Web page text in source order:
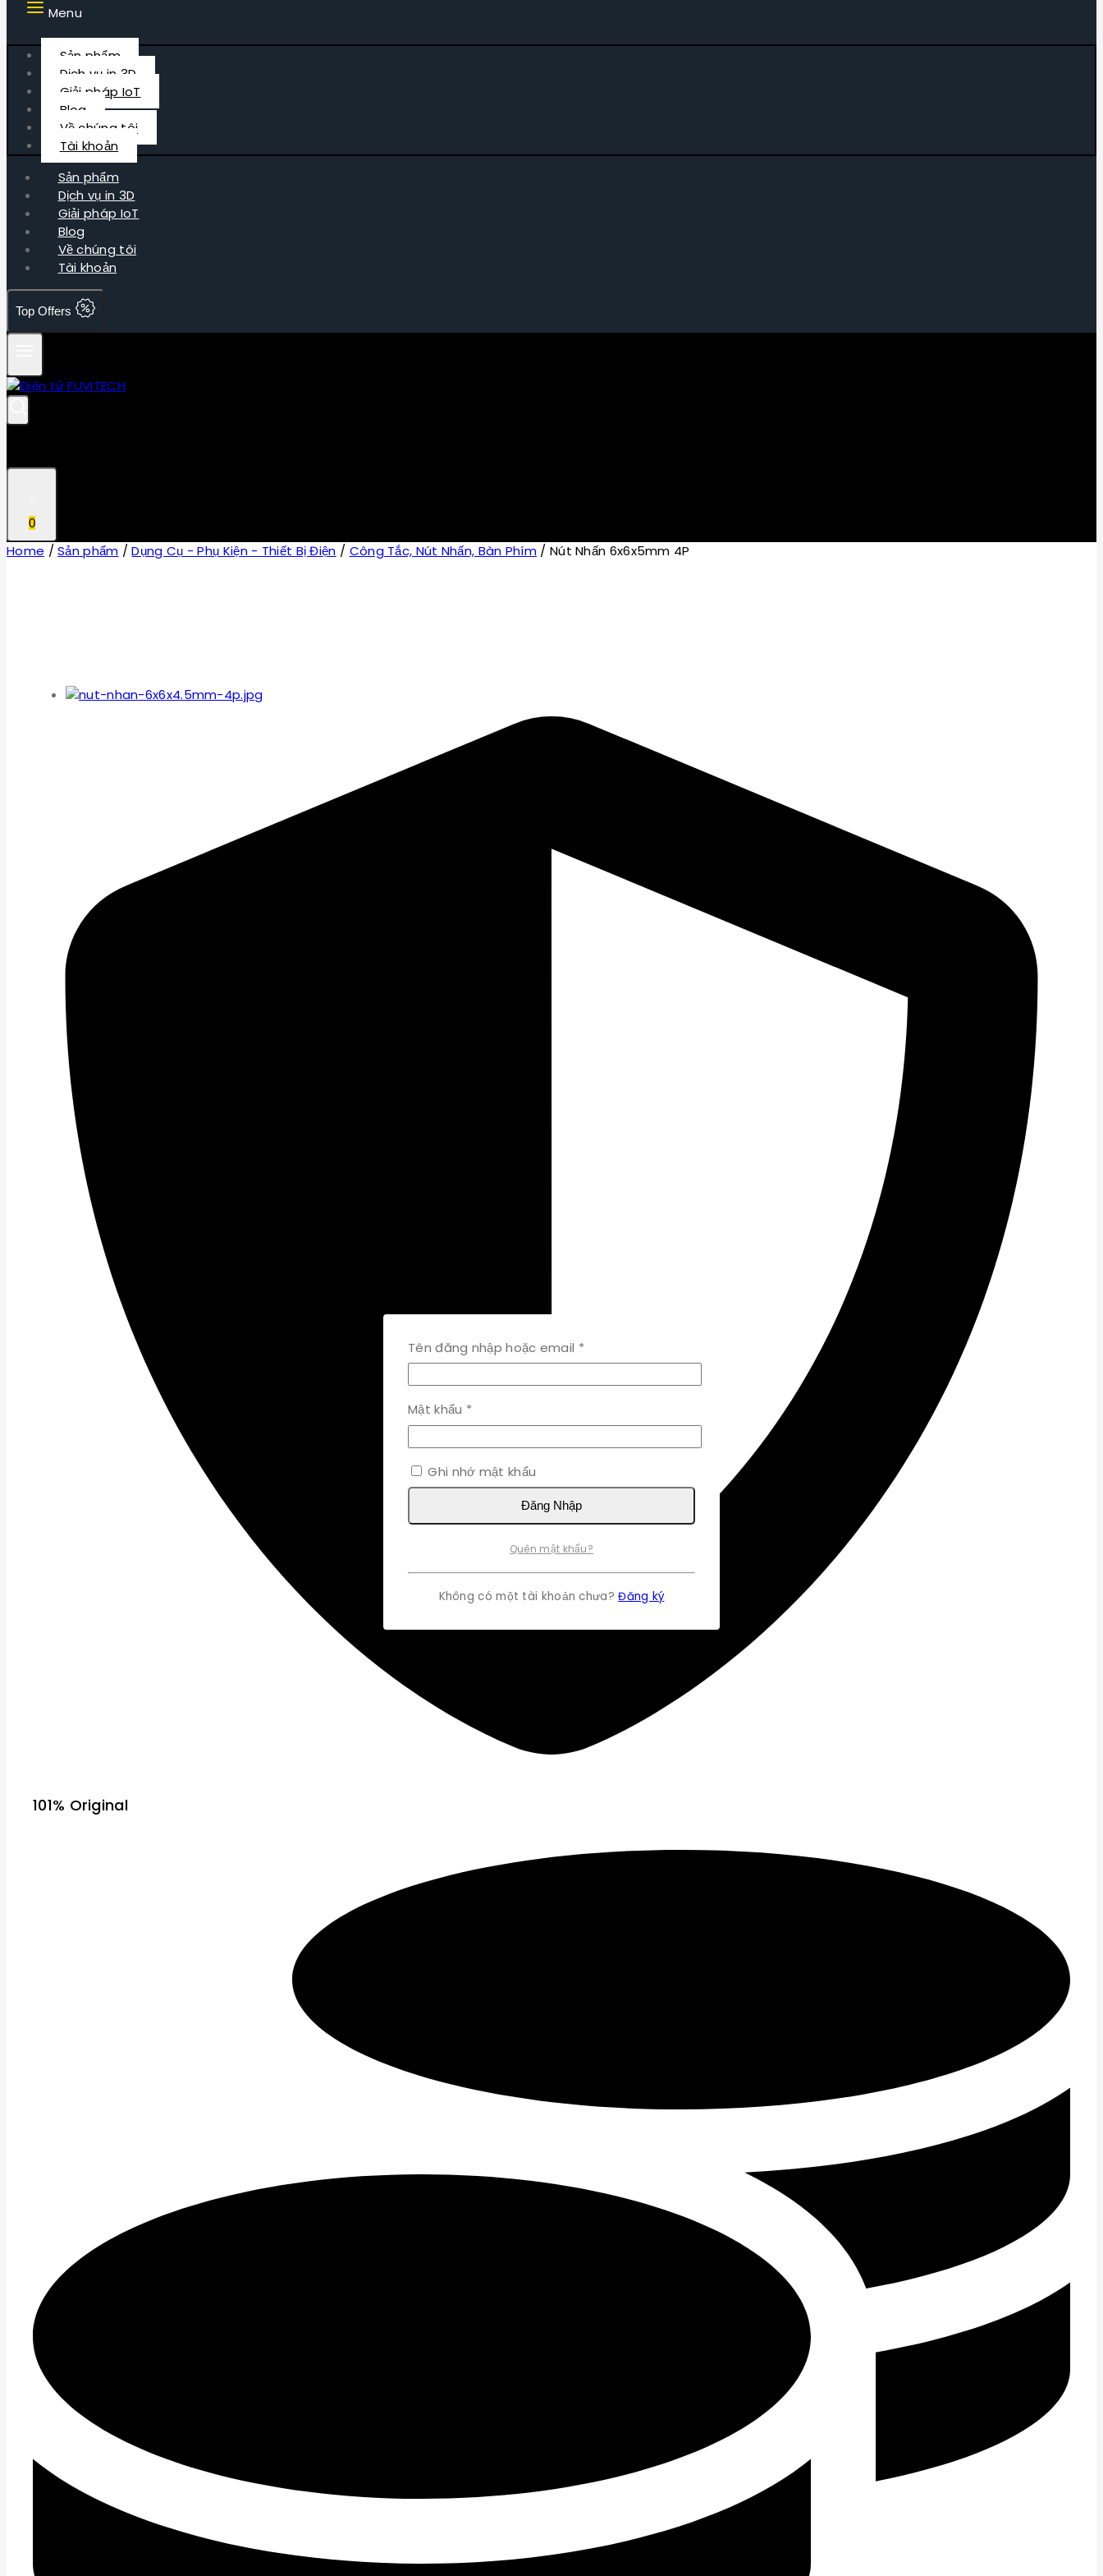
Menu
Sản phẩm
Dịch vụ in 3D
Giải pháp IoT
Blog
Về chúng tôi
Tài khoản
Sản phẩm
Dịch vụ in 3D
Giải pháp IoT
Blog
Về chúng tôi
Tài khoản
Top Offers
0
Home / Sản phẩm / Dụng Cụ - Phụ Kiện - Thiết Bị Điện / Công Tắc, Nút Nhấn, Bàn Phím / Nút Nhấn 6x6x5mm 4P
101% Original
Tên đăng nhập hoặc email *Bắt
buộc
Mật khẩu *
buộc
Ghi nhớ mật khẩu
Đăng Nhập
Quên mật khẩu?
Không có một tài khoản chưa?Đăng ký